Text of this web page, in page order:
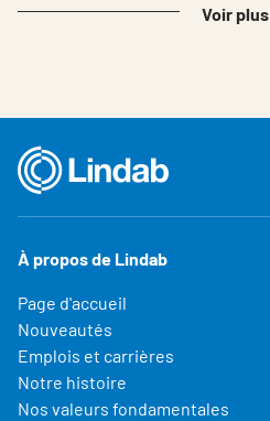
Voir plus
À propos de Lindab
Page d'accueil
Nouveautés
Emplois et carrières
Notre histoire
Nos valeurs fondamentales